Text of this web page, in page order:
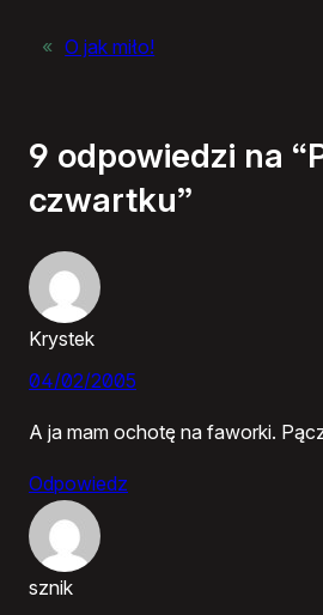
« O jak miło!
9 odpowiedzi na
czwartku”
Krystek
04/02/2005
A ja mam ochotę na faworki.
Odpowiedz
sznik